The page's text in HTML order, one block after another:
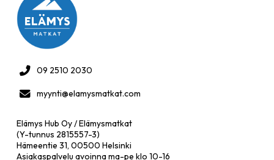
09 2510 2030
myynti@elamysmatkat.com
Elämys Hub Oy / Elämysmatkat
(Y-tunnus 2815557-3)
Hämeentie 31, 00500 Helsinki
Asiakaspalvelu avoinna ma-pe klo 10-16